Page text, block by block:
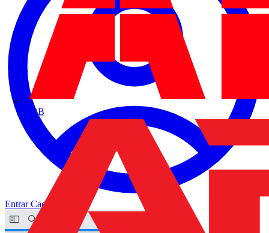
ABB
EntrarCadastrar